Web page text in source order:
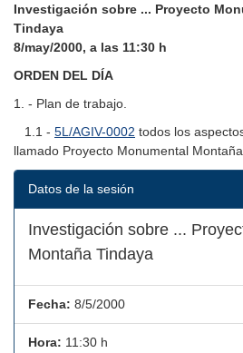
Investigación sobre ... Proyecto
Tindaya
8/may/2000, a las 11:30 h
ORDEN DEL DÍA
1. - Plan de trabajo.
1.1 - 5L/AGIV-0002 todos los
llamado Proyecto Monumental Montaña
Datos de la sesión
Investigación sobre ...
Montaña Tindaya
Fecha: 8/5/2000
Hora: 11:30 h